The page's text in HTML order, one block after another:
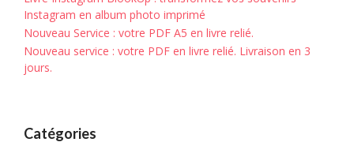
Instagram en album photo imprimé
Nouveau Service : votre PDF A5 en livre relié.
Nouveau service : votre PDF en livre relié. Livraison en 3
jours.
Catégories